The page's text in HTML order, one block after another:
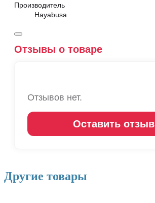
Производитель
Hayabusa
Отзывы о товаре
Отзывов нет.
Оставить отзыв
Другие товары